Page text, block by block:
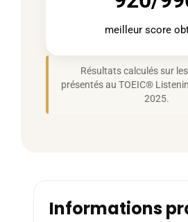
meilleur score
Résultats calculés sur
présentés au TOEIC®
2025.
Informations